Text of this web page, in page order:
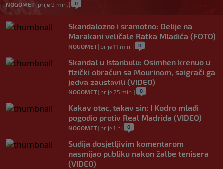
NOGOMET| prije 9 min. | 0
Skandalozno i sramotno: Delije na
Marakani veličale Ratka Mladića (FOTO)
NOGOMET| prije 11 min. | 0
Skandal u Istanbulu: Osimhen krenuo u
fizički obračun sa Mourinom, saigrači ga
jedva zaustavili (VIDEO)
NOGOMET| prije 25 min. | 0
Kakav otac, takav sin: I Kodro mlađi
pogodio protiv Real Madrida (VIDEO)
NOGOMET| prije 1 h | 0
Sudija dosjetljivim komentarom
nasmijao publiku nakon žalbe tenisera
(VIDEO)